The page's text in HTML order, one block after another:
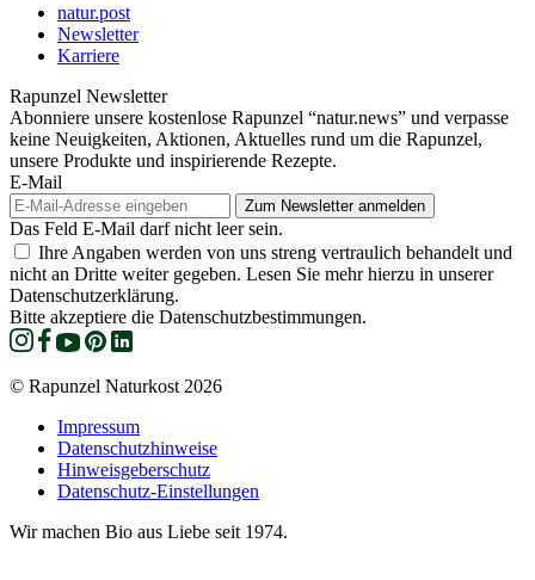
natur.post
Newsletter
Karriere
Rapunzel Newsletter
Abonniere unsere kostenlose Rapunzel “natur.news” und verpasse
keine Neuigkeiten, Aktionen, Aktuelles rund um die Rapunzel,
unsere Produkte und inspirierende Rezepte.
E-Mail
Das Feld E-Mail darf nicht leer sein.
Ihre Angaben werden von uns streng vertraulich behandelt und
nicht an Dritte weiter gegeben. Lesen Sie mehr hierzu in unserer
Datenschutzerklärung.
Bitte akzeptiere die Datenschutzbestimmungen.
© Rapunzel Naturkost 2026
Impressum
Datenschutzhinweise
Hinweisgeberschutz
Datenschutz-Einstellungen
Wir machen Bio aus Liebe seit 1974.